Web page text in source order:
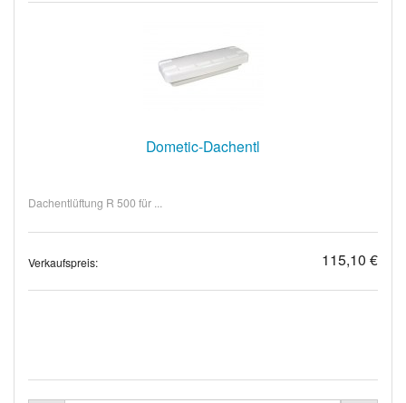
Dometic-Dachentl
Dachentlüftung R 500 für ...
Verkaufspreis: 115,10 €